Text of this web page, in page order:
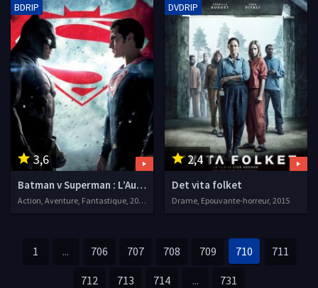
3,6
BDRIP
Batman v Superman : L’Aube de la Justice
Action, Aventure, Fantastique, 2016
2,4
DVDRIP
Det vita folket
Drame, Epouvante-horreur, 2015
1 ... 706 707 708 709 710 711
712 713 714 ... 731